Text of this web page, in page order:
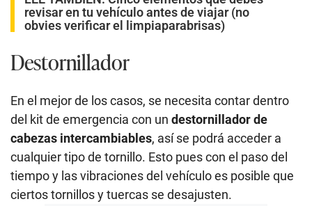
revisar en tu vehículo antes de viajar (no
obvies verificar el limpiaparabrisas)
Destornillador
En el mejor de los casos, se necesita contar dentro
del kit de emergencia con un destornillador de
cabezas intercambiables, así se podrá acceder a
cualquier tipo de tornillo. Esto pues con el paso del
tiempo y las vibraciones del vehículo es posible que
ciertos tornillos y tuercas se desajusten.